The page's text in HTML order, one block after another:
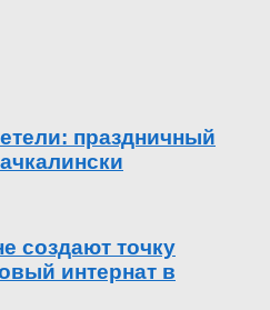
праздничный
создают точку
интернат в